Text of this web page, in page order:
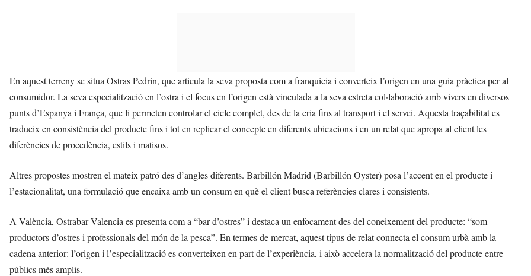
En aquest terreny se situa Ostras Pedrín, que articula la seva proposta com a franquícia i converteix l’origen en una guia pràctica per al
consumidor. La seva especialització en l’ostra i el focus en l’origen està vinculada a la seva estreta col·laboració amb vivers en diversos
punts d’Espanya i França, que li permeten controlar el cicle complet, des de la cria fins al transport i el servei. Aquesta traçabilitat es
tradueix en consistència del producte fins i tot en replicar el concepte en diferents ubicacions i en un relat que apropa al client les
diferències de procedència, estils i matisos.
Altres propostes mostren el mateix patró des d’angles diferents. Barbillón Madrid (Barbillón Oyster) posa l’accent en el producte i
l’estacionalitat, una formulació que encaixa amb un consum en què el client busca referències clares i consistents.
A València, Ostrabar Valencia es presenta com a “bar d’ostres” i destaca un enfocament des del coneixement del producte: “som
productors d’ostres i professionals del món de la pesca”. En termes de mercat, aquest tipus de relat connecta el consum urbà amb la
cadena anterior: l’origen i l’especialització es converteixen en part de l’experiència, i això accelera la normalització del producte entre
públics més amplis.